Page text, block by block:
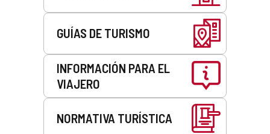
GUÍAS DE TURISMO
INFORMACIÓN PARA EL
VIAJERO
NORMATIVA TURÍSTICA